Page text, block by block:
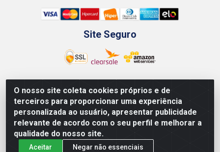
O nosso site coleta cookies próprios e de
terceiros para proporcionar uma experiência
personalizada ao usuário, apresentar publicidade
relevante de acordo com o seu perfil e melhorar a
qualidade do nosso site.
Aceitar Negar não essenciais
Site Seguro
Renascer Distribuidora - Rua São Miguel, 1845 -
Afogados - Recife / PE - CEP 50850-000 - CNPJ
07.264.693/0001-79